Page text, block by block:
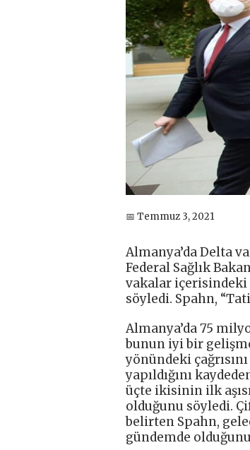
📅 Temmuz 3, 2021
Almanya’da Delta
Federal Sağlık
vakalar içerisindeki
söyledi. Spahn,
Almanya’da 75
bunun iyi bir
yönündeki
yapıldığını
üçte ikisinin ilk
olduğunu söyledi.
belirten Spahn,
gündemde